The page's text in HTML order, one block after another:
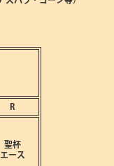
R
聖杯
エース